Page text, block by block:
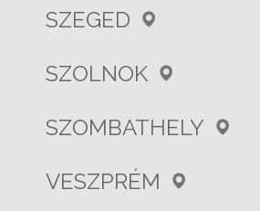
SZEGED
SZOLNOK
SZOMBATHELY
VESZPRÉM